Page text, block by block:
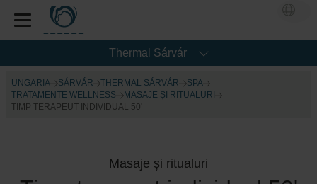
Thermal Sárvár
UNGARIA SÁRVÁR THERMAL SÁRVÁR
SPA
TRATAMENTE WELLNESS
MASAJE ȘI RITUALURI
TIMP TERAPEUT INDIVIDUAL 50'
Masaje și ritualuri